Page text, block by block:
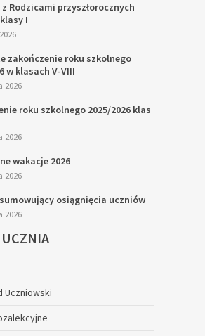
Rodzicami przyszłorocznych
I
zakończenie roku szkolnego
w klasach V-VIII
2026
roku szkolnego 2025/2026 klas
2026
wakacje 2026
2026
osiągnięcia uczniów
2026
UCZNIA
Uczniowski